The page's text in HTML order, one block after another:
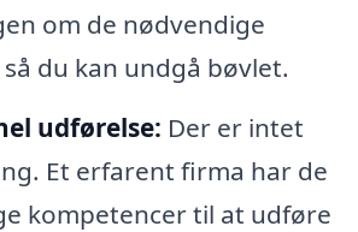
om de nødvendige
du kan undgå bøvlet.
udførelse: Der er intet
Et erfarent firma har de
kompetencer til at udføre